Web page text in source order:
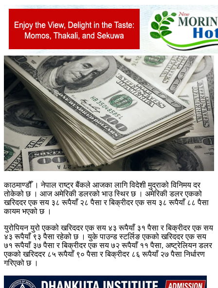
काठमाण्डौँ । नेपाल राष्ट्र बैंकले आजका लागि विदेशी मुद्राको विनिमय दर
तोकेको छ । आज अमेरिकी डलरको भाउ स्थिर छ । अमेरिकी डलर एकको
खरिददर एक सय ३८ रूपैयाँ २८ पैसा र बिक्रीदर एक सय ३८ रूपैयाँ ८८ पैसा
कायम भएको छ ।
युरोपियन युरो एकको खरिददर एक सय ४३ रूपैयाँ ३१ पैसा र बिक्रीदर एक सय
४३ रूपैयाँ ९३ पैसा रहेको छ । युके पाउन्ड स्टर्लिङ एकको खरिददर एक सय
७१ रूपैयाँ ३७ पैसा र बिक्रीदर एक सय ७२ रूपैयाँ ११ पैसा, अष्ट्रेलियन डलर
एकको खरिददर ८५ रूपैयाँ ९० पैसा र बिक्रीदर ८६ रूपैयाँ २७ पैसा निर्धारण
गरिएको छ ।